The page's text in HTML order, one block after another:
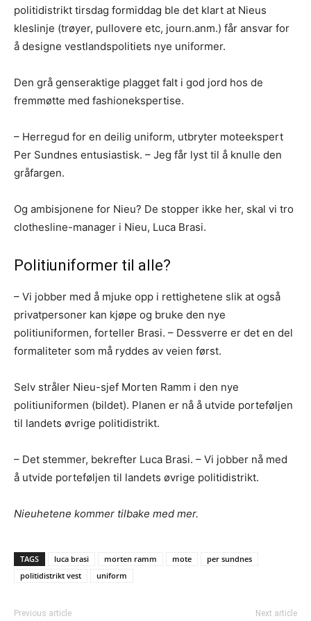
politidistrikt tirsdag formiddag ble det klart at Nieus
kleslinje (trøyer, pullovere etc, journ.anm.) får ansvar for
å designe vestlandspolitiets nye uniformer.
Den grå genseraktige plagget falt i god jord hos de
fremmøtte med fashionekspertise.
– Herregud for en deilig uniform, utbryter moteekspert
Per Sundnes entusiastisk. – Jeg får lyst til å knulle den
gråfargen.
Og ambisjonene for Nieu? De stopper ikke her, skal vi tro
clothesline-manager i Nieu, Luca Brasi.
Politiuniformer til alle?
– Vi jobber med å mjuke opp i rettighetene slik at også
privatpersoner kan kjøpe og bruke den nye
politiuniformen, forteller Brasi. – Dessverre er det en del
formaliteter som må ryddes av veien først.
Selv stråler Nieu-sjef Morten Ramm i den nye
politiuniformen (bildet). Planen er nå å utvide porteføljen
til landets øvrige politidistrikt.
– Det stemmer, bekrefter Luca Brasi. – Vi jobber nå med
å utvide porteføljen til landets øvrige politidistrikt.
Nieuhetene kommer tilbake med mer.
TAGS luca brasi morten ramm mote
per sundnes
politidistrikt vest
uniform
Previous article Next article